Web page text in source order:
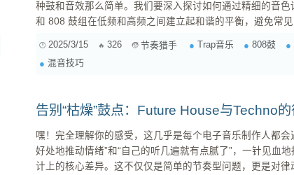
种鼓和音效那么简单。我们要深入探讨如何通过精细的音
和 808 鼓组在低频和高频之间建立起和谐的平衡，避免常
作品的重要性。它既要具备强劲的低频能量，又要保证高
Percu...
2025/3/15 326 节奏猎手 Trap音乐 808鼓
混音技巧
告别“枯燥”鼓点：Future House与Techno
嘿！完全理解你的感受，这几乎是每个电子音乐制作人都会
好处地推动情绪”和“自己的听几遍就有点腻了”，一针见血
计上的核心差异。这不仅仅是简单的节奏型问题，更是对